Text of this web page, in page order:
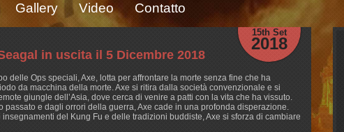
Gallery Video Contatto
15th Set
2018
in uscita il 5 Dicembre 2018
delle Ops speciali, Axe, lotta per affrontare la morte senza fine che ha
da macchina della morte. Axe si ritira dalla società convenzionale e si
giungle dell’Asia, dove cerca di venire a patti con la vita che ha vissuto.
passato e dagli orrori della guerra, Axe cade in una profonda disperazione.
del Kung Fu e delle tradizioni buddiste, Axe si sforza di cambiare